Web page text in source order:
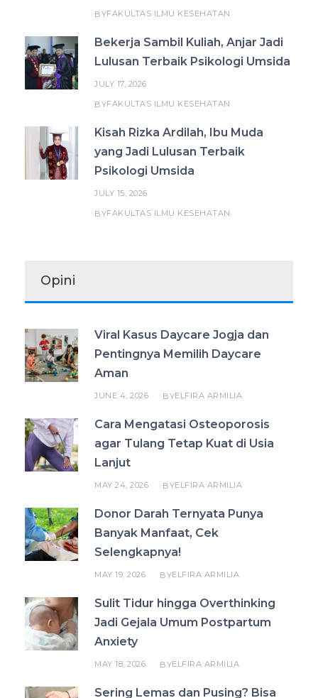
BYFAKULTAS ILMU KESEHATAN
Bekerja Sambil Kuliah, Anjar Jadi
Lulusan Terbaik Psikologi Umsida
JULY 17, 2026
BYFAKULTAS ILMU KESEHATAN
Kisah Rizka Ardilah, Ibu Muda
yang Jadi Lulusan Terbaik
Psikologi Umsida
JULY 15, 2026
BYFAKULTAS ILMU KESEHATAN
Opini
Viral Kasus Daycare Jogja dan
Pentingnya Memilih Daycare
Aman
JUNE 4, 2026 BYELFIRA ARMILIA
Cara Mengatasi Osteoporosis
agar Tulang Tetap Kuat di Usia
Lanjut
MAY 24, 2026 BYELFIRA ARMILIA
Donor Darah Ternyata Punya
Banyak Manfaat, Cek
Selengkapnya!
MAY 19, 2026 BYELFIRA ARMILIA
Sulit Tidur hingga Overthinking
Jadi Gejala Umum Postpartum
Anxiety
MAY 18, 2026 BYELFIRA ARMILIA
Sering Lemas dan Pusing? Bisa